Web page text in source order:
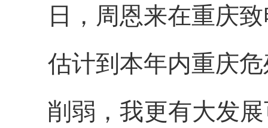
日，周恩来在重庆
估计到本年内重庆
削弱，我更有大发